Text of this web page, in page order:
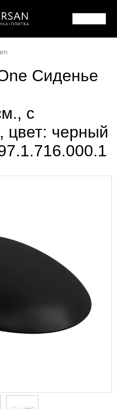
Сиденье
с
цвет: черный